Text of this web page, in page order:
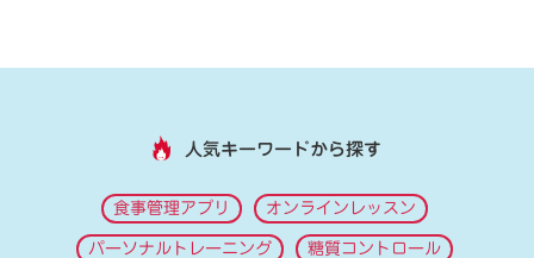
人気キーワードから探す
食事管理アプリ オンラインレッスン
パーソナルトレーニング 糖質コントロール